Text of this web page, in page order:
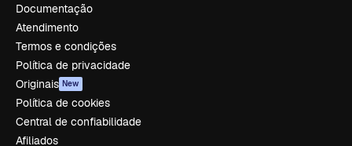
Documentação
Atendimento
Termos e condições
Política de privacidade
Originais New
Política de cookies
Central de confiabilidade
Afiliados